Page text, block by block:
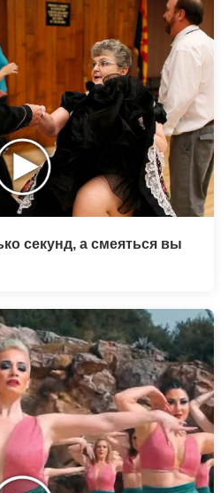
секунд, а смеяться вы